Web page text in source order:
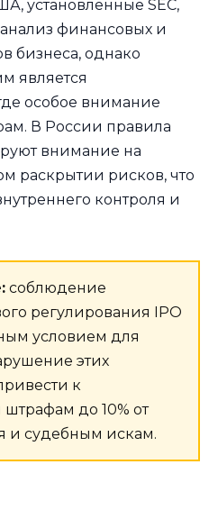
установленные SEC,
финансовых и
бизнеса, однако
является
особое внимание
В России правила
внимание на
раскрытии рисков, что
контроля и
соблюдение
регулирования IPO
условием для
этих
к
до 10% от
и судебным искам.